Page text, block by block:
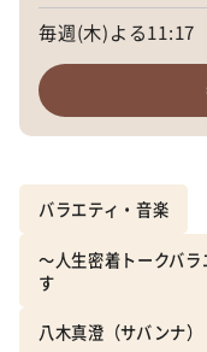
毎週(木)よる11:17
バラエティ・音楽
～人生密着トークバ
す
八木真澄（サバンナ）